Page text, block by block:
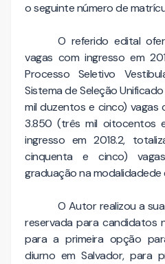
o seguinte número de
O referido edital
vagas com ingresso em
Processo Seletivo
Sistema de Seleção
mil duzentos e cinco) vagas
3.850 (três mil oitocentos
ingresso em 2018.2,
cinquenta e cinco)
graduação na modalidadede
O Autor realizou a
reservada para candidatos
para a primeira opção
diurno em Salvador, para